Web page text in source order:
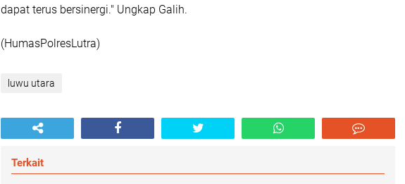
dapat terus bersinergi." Ungkap Galih.
(HumasPolresLutra)
luwu utara
Terkait